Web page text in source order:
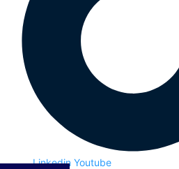
Linkedin Youtube